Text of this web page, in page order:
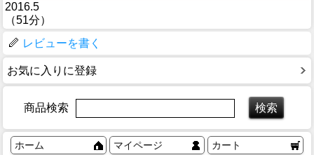
2016.5
（51分）
レビューを書く
お気に入りに登録
商品検索
ホーム マイページ カート